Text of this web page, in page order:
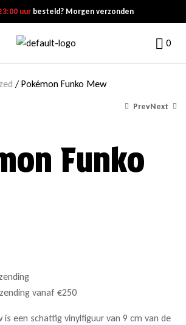
uur besteld? Morgen verzonden
0
/ Pokémon Funko Mew
Prev
14,99
Next
5,99
Funko
vanaf €250
is een schattig vinylfiguur van 9 cm van de